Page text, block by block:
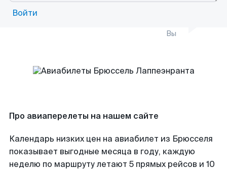
Войти
Вы
Про авиаперелеты на нашем сайте
Календарь низких цен на авиабилет из Брюсселя
показывает выгодные месяца в году, каждую
неделю по маршруту летают 5 прямых рейсов и 10